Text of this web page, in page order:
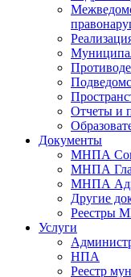
Отчеты и
Документы
МНПА
МНПА
МНПА
Другие
Реестры
Услуги
НПА
Реестр